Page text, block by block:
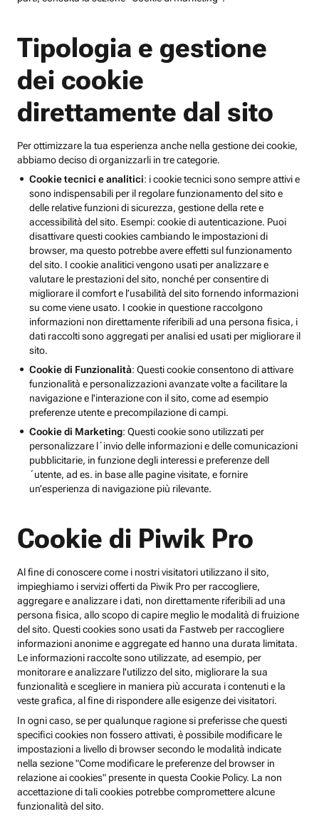
Tipologia e gestione
dei cookie
direttamente dal sito
Per ottimizzare la tua esperienza anche nella gestione dei cookie,
abbiamo deciso di organizzarli in tre categorie.
Cookie tecnici e analitici: i cookie tecnici sono sempre attivi e
sono indispensabili per il regolare funzionamento del sito e
delle relative funzioni di sicurezza, gestione della rete e
accessibilità del sito. Esempi: cookie di autenticazione. Puoi
disattivare questi cookies cambiando le impostazioni di
browser, ma questo potrebbe avere effetti sul funzionamento
del sito. I cookie analitici vengono usati per analizzare e
valutare le prestazioni del sito, nonché per consentire di
migliorare il comfort e l’usabilità del sito fornendo informazioni
su come viene usato. I cookie in questione raccolgono
informazioni non direttamente riferibili ad una persona fisica, i
dati raccolti sono aggregati per analisi ed usati per migliorare il
sito.
Cookie di Funzionalità: Questi cookie consentono di attivare
funzionalità e personalizzazioni avanzate volte a facilitare la
navigazione e l'interazione con il sito, come ad esempio
preferenze utente e precompilazione di campi.
Cookie di Marketing: Questi cookie sono utilizzati per
personalizzare l´invio delle informazioni e delle comunicazioni
pubblicitarie, in funzione degli interessi e preferenze dell
´utente, ad es. in base alle pagine visitate, e fornire
un’esperienza di navigazione più rilevante.
Cookie di Piwik Pro
Al fine di conoscere come i nostri visitatori utilizzano il sito,
impieghiamo i servizi offerti da Piwik Pro per raccogliere,
aggregare e analizzare i dati, non direttamente riferibili ad una
persona fisica, allo scopo di capire meglio le modalità di fruizione
del sito. Questi cookies sono usati da Fastweb per raccogliere
informazioni anonime e aggregate ed hanno una durata limitata.
Le informazioni raccolte sono utilizzate, ad esempio, per
monitorare e analizzare l'utilizzo del sito, migliorare la sua
funzionalità e scegliere in maniera più accurata i contenuti e la
veste grafica, al fine di rispondere alle esigenze dei visitatori.
In ogni caso, se per qualunque ragione si preferisse che questi
specifici cookies non fossero attivati, è possibile modificare le
impostazioni a livello di browser secondo le modalità indicate
nella sezione "Come modificare le preferenze del browser in
relazione ai cookies" presente in questa Cookie Policy. La non
accettazione di tali cookies potrebbe compromettere alcune
funzionalità del sito.